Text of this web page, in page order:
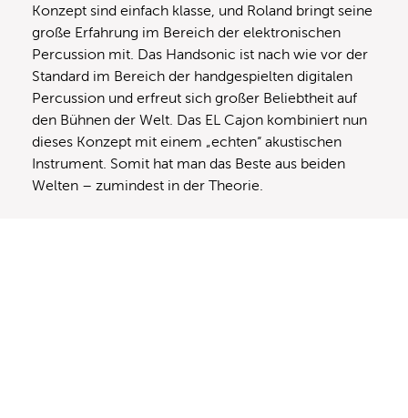
Konzept sind einfach klasse, und Roland bringt seine
große Erfahrung im Bereich der elektronischen
Percussion mit. Das Handsonic ist nach wie vor der
Standard im Bereich der handgespielten digitalen
Percussion und erfreut sich großer Beliebtheit auf
den Bühnen der Welt. Das EL Cajon kombiniert nun
dieses Konzept mit einem „echten“ akustischen
Instrument. Somit hat man das Beste aus beiden
Welten – zumindest in der Theorie.